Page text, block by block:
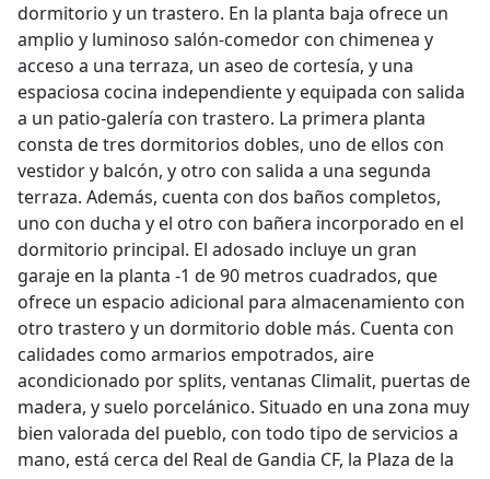
dormitorio y un trastero. En la planta baja ofrece un
amplio y luminoso salón-comedor con chimenea y
acceso a una terraza, un aseo de cortesía, y una
espaciosa cocina independiente y equipada con salida
a un patio-galería con trastero. La primera planta
consta de tres dormitorios dobles, uno de ellos con
vestidor y balcón, y otro con salida a una segunda
terraza. Además, cuenta con dos baños completos,
uno con ducha y el otro con bañera incorporado en el
dormitorio principal. El adosado incluye un gran
garaje en la planta -1 de 90 metros cuadrados, que
ofrece un espacio adicional para almacenamiento con
otro trastero y un dormitorio doble más. Cuenta con
calidades como armarios empotrados, aire
acondicionado por splits, ventanas Climalit, puertas de
madera, y suelo porcelánico. Situado en una zona muy
bien valorada del pueblo, con todo tipo de servicios a
mano, está cerca del Real de Gandia CF, la Plaza de la